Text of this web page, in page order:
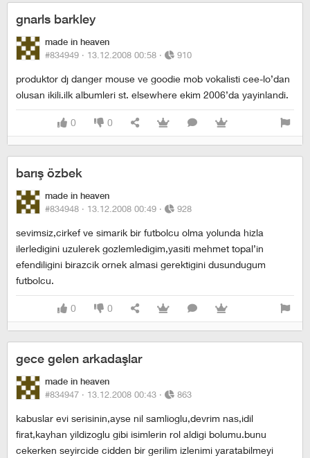
gnarls barkley
made in heaven
#834949 · 13.12.2008 00:58 · 910
produktor dj danger mouse ve goodie mob vokalisti cee-lo’dan
olusan ikili.ilk albumleri st. elsewhere ekim 2006’da yayinlandi.
0 0
barış özbek
made in heaven
#834948 · 13.12.2008 00:49 · 928
sevimsiz,cirkef ve simarik bir futbolcu olma yolunda hizla
ilerledigini uzulerek gozlemledigim,yasiti mehmet topal’in
efendiligini birazcik ornek almasi gerektigini dusundugum
futbolcu.
0 0
gece gelen arkadaşlar
made in heaven
#834947 · 13.12.2008 00:43 · 863
kabuslar evi serisinin,ayse nil samlioglu,devrim nas,idil
firat,kayhan yildizoglu gibi isimlerin rol aldigi bolumu.bunu
cekerken seyircide cidden bir gerilim izlenimi yaratabilmeyi